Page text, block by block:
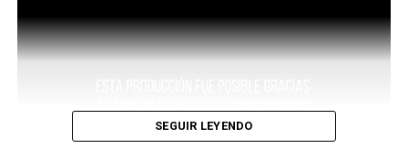
SEGUIR LEYENDO